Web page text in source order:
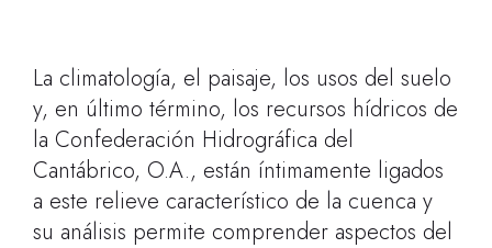
La climatología, el paisaje, los usos del suelo
y, en último término, los recursos hídricos de
la Confederación Hidrográfica del
Cantábrico, O.A., están íntimamente ligados
a este relieve característico de la cuenca y
su análisis permite comprender aspectos del